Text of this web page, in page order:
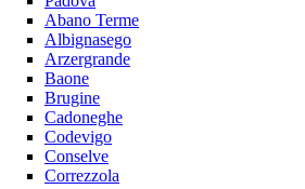
Abano Terme
Albignasego
Arzergrande
Baone
Brugine
Cadoneghe
Codevigo
Conselve
Correzzola